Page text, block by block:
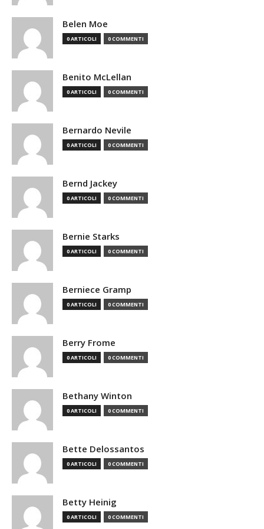
Belen Moe
0 ARTICOLI 0 COMMENTI
Benito McLellan
0 ARTICOLI 0 COMMENTI
Bernardo Nevile
0 ARTICOLI 0 COMMENTI
Bernd Jackey
0 ARTICOLI 0 COMMENTI
Bernie Starks
0 ARTICOLI 0 COMMENTI
Berniece Gramp
0 ARTICOLI 0 COMMENTI
Berry Frome
0 ARTICOLI 0 COMMENTI
Bethany Winton
0 ARTICOLI 0 COMMENTI
Bette Delossantos
0 ARTICOLI 0 COMMENTI
Betty Heinig
0 ARTICOLI 0 COMMENTI